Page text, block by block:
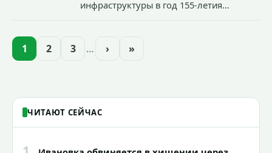
инфраструктуры в год 155-летия
проекта подсветки исторических
1 2 3 … › »
ЧИТАЮТ СЕЙЧАС